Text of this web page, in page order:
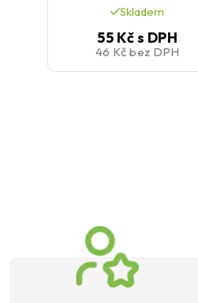
Skladem
55 Kčs DPH
46 Kčbez DPH